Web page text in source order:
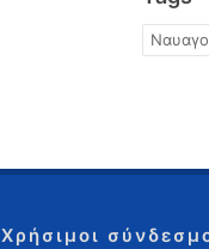
Χρήσιμοι